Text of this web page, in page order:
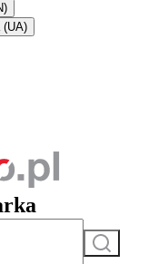
(UA)
Szukaj